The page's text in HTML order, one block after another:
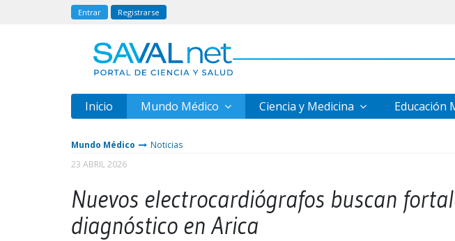
Entrar Registrarse
Inicio Mundo Médico Ciencia y Medicina Educación
Mundo Médico
Noticias
23 ABRIL 2026
Nuevos electrocardiógrafos buscan
diagnóstico en Arica